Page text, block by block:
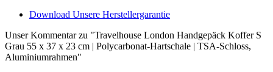
Download Unsere Herstellergarantie
Unser Kommentar zu "Travelhouse London Handgepäck Koffer S
Grau 55 x 37 x 23 cm | Polycarbonat-Hartschale | TSA-Schloss,
Aluminiumrahmen"